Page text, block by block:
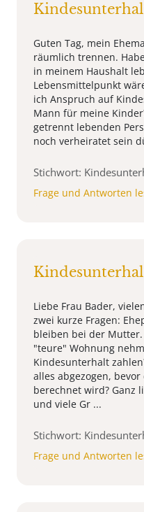
Guten Tag, mein
räumlich trennen.
in meinem Haushalt
Lebensmittelpunkt
ich Anspruch auf
Mann für meine
getrennt lebenden
noch verheiratet sein
Stichwort:
Frage und Antworten
Liebe Frau Bader,
zwei kurze Fragen:
bleiben bei der
"teure" Wohnung
Kindesunterhalt
alles abgezogen,
berechnet wird? Ganz
und viele Gr ...
Stichwort:
Frage und Antworten